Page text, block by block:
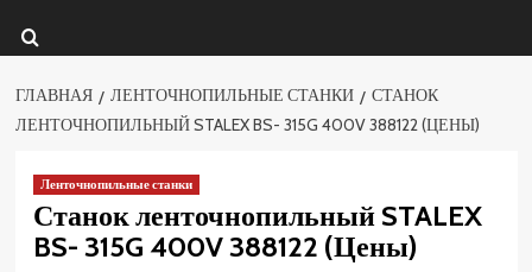
ГЛАВНАЯ ЛЕНТОЧНОПИЛЬНЫЕ СТАНКИ
СТАНОК
ЛЕНТОЧНОПИЛЬНЫЙ STALEX BS- 315G 400V 388122 (ЦЕНЫ)
Ленточнопильные станки
Станок ленточнопильный STALEX
BS- 315G 400V 388122 (Цены)